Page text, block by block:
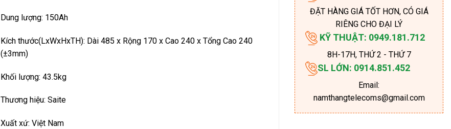
Dung lượng: 150Ah
Kích thước(LxWxHxTH): Dài 485 x Rộng 170 x Cao 240 x Tổng Cao 240
(±3mm)
Khối lượng: 43.5kg
Thương hiệu: Saite
Xuất xứ: Việt Nam
ĐẶT HÀNG GIÁ TỐT HƠN, CÓ GIÁ
RIÊNG CHO ĐẠI LÝ
KỸ THUẬT: 0949.181.712
8H-17H, THỨ 2 - THỨ 7
SL LỚN: 0914.851.452
Email:
namthangtelecoms@gmail.com